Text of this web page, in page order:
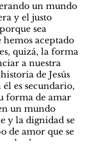
un mundo
y el justo
sea
aceptado
quizá, la forma
a nuestra
de Jesús
es secundario,
forma de amar
un mundo
y la dignidad se
de amor que se
al